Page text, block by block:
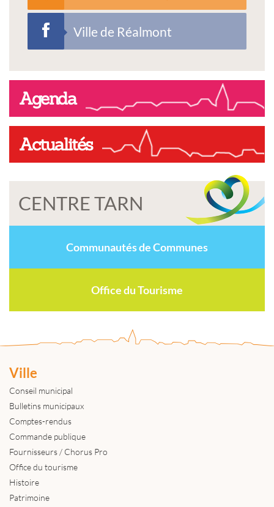
Ville de Réalmont
Agenda
Actualités
CENTRE TARN
Communautés de Communes
Office du Tourisme
Ville
Conseil municipal
Bulletins municipaux
Comptes-rendus
Commande publique
Fournisseurs / Chorus Pro
Office du tourisme
Histoire
Patrimoine